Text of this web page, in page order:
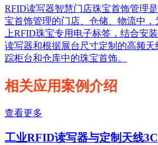
RFID读写器智慧门店珠宝首饰管理
宝首饰管理的门店、仓储、物流中
上RFID珠宝专用电子标签，结合安
读写器和根据展台尺寸定制的高频
踪柜台和仓库中的珠宝首饰。
相关应用案例介绍
查看更多
工业RFID读写器与定制天线